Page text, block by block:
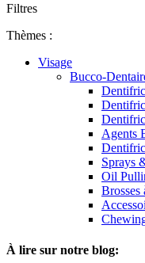
Filtres
Thèmes :
Visage
Bucco-
Agents
Sprays
Oil
Brosses
À lire sur notre blog: